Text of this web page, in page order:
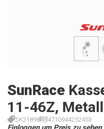
SunRace
11-46Z,
SK21898 4710944252453